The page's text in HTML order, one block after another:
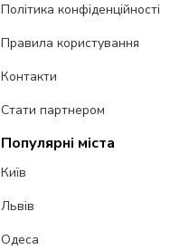
Політика конфіденційності
Правила користування
Контакти
Стати партнером
Популярні міста
Київ
Львів
Одеса